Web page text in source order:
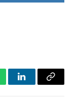
LinkedInCopy